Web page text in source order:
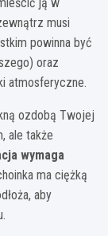
musi
powinna być
oraz
atmosferyczne.
ozdobą Twojej
ale także
wymaga
ma ciężką
aby